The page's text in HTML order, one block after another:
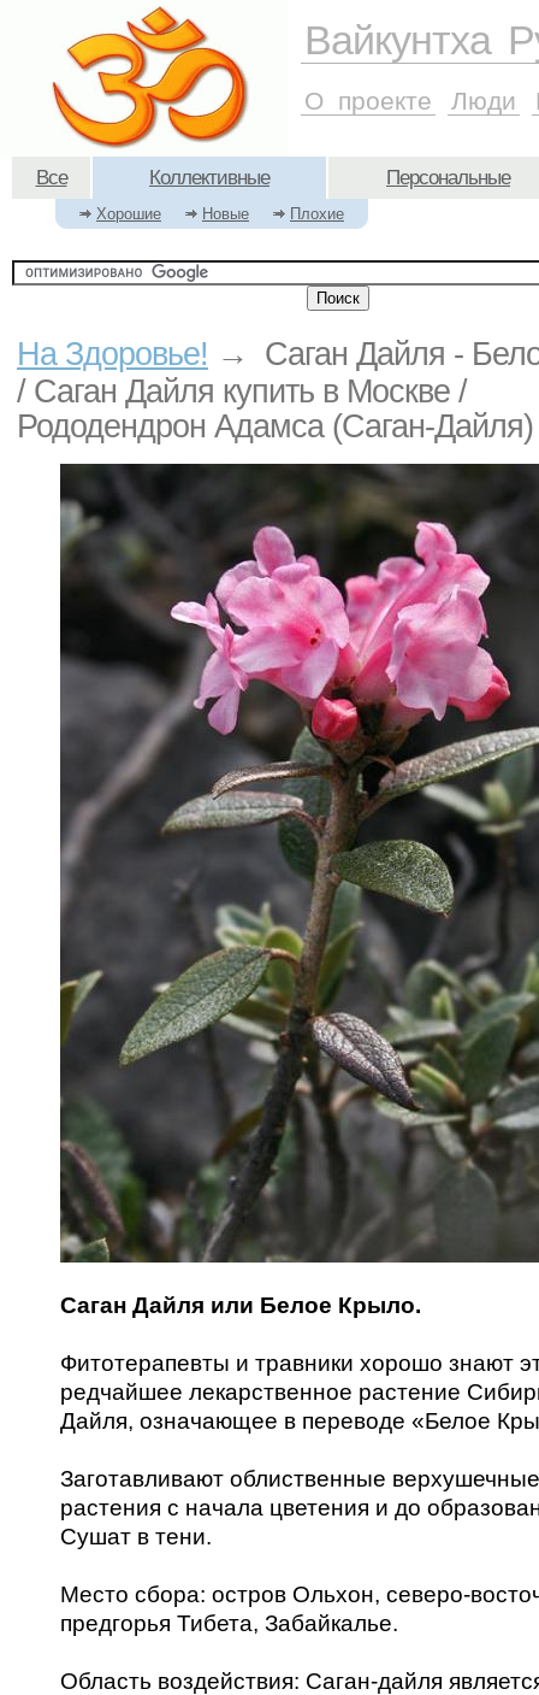
Все Коллективные Персональные
Хорошие Новые Плохие
На Здоровье! → Саган Дайля -
/ Саган Дайля купить в Москве /
Рододендрон Адамса (Саган-
Саган Дайля или Белое Крыло.
Фитотерапевты и травники хорошо знают
редчайшее лекарственное растение
Дайля, означающее в переводе «Белое
Заготавливают облиственные
растения с начала цветения и до
Сушат в тени.
Место сбора: остров Ольхон, северо-
предгорья Тибета, Забайкалье.
Область воздействия: Саган-дайля
Вайкунтха
О проекте Люди